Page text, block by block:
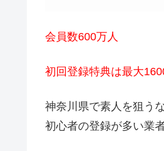
会員数600万人
初回登録特典は最大
神奈川県で素人を狙う
初心者の登録が多い業